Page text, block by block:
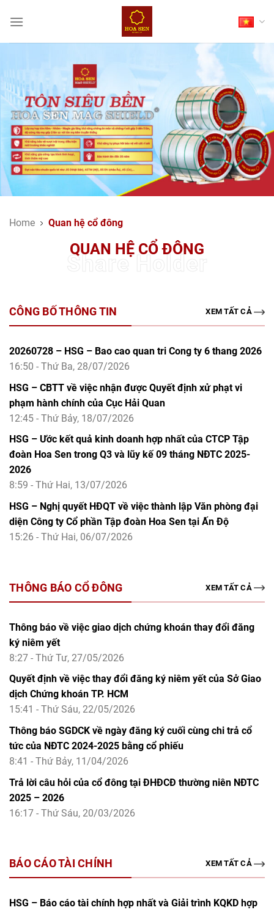
Home Quan hệ cổ đông
QUAN HỆ CỔ ĐÔNG
Share Holder
CÔNG BỐ THÔNG TIN XEM TẤT CẢ
20260728 – HSG – Bao cao quan tri Cong ty 6 thang 2026
16:50 - Thứ Ba, 28/07/2026
HSG – CBTT về việc nhận được Quyết định xử phạt vi
phạm hành chính của Cục Hải Quan
12:45 - Thứ Bảy, 18/07/2026
HSG – Ước kết quả kinh doanh hợp nhất của CTCP Tập
đoàn Hoa Sen trong Q3 và lũy kế 09 tháng NĐTC 2025-
2026
8:59 - Thứ Hai, 13/07/2026
HSG – Nghị quyết HĐQT về việc thành lập Văn phòng đại
diện Công ty Cổ phần Tập đoàn Hoa Sen tại Ấn Độ
15:26 - Thứ Hai, 06/07/2026
THÔNG BÁO CỔ ĐÔNG XEM TẤT CẢ
Thông báo về việc giao dịch chứng khoán thay đổi đăng
ký niêm yết
8:27 - Thứ Tư, 27/05/2026
Quyết định về việc thay đổi đăng ký niêm yết của Sở Giao
dịch Chứng khoán TP. HCM
15:41 - Thứ Sáu, 22/05/2026
Thông báo SGDCK về ngày đăng ký cuối cùng chi trả cổ
tức của NĐTC 2024-2025 bằng cổ phiếu
8:41 - Thứ Bảy, 11/04/2026
Trả lời câu hỏi của cổ đông tại ĐHĐCĐ thường niên NĐTC
2025 – 2026
16:17 - Thứ Sáu, 20/03/2026
BÁO CÁO TÀI CHÍNH XEM TẤT CẢ
HSG – Báo cáo tài chính hợp nhất và Giải trình KQKD hợp